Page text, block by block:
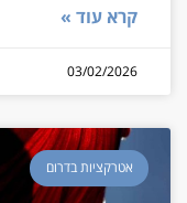
קרא עוד »
03/02/2026
אטרקציות בדרום